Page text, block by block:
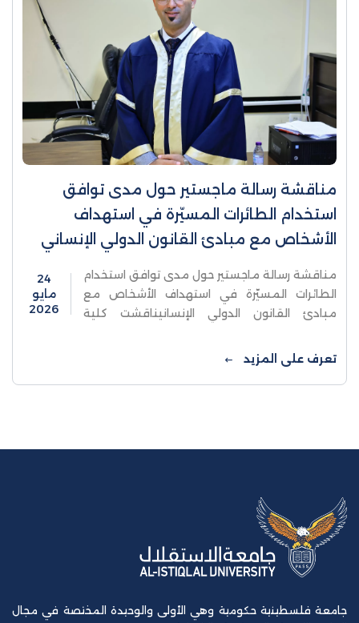
مناقشة رسالة ماجستير حول مدى توافق
استخدام الطائرات المسيّرة في استهداف
الأشخاص مع مبادئ القانون الدولي الإنساني
مناقشة رسالة ماجستير حول مدى توافق استخدام
الطائرات المسيّرة في استهداف الأشخاص مع
مبادئ القانون الدولي الإنسانيناقشت كلية
الاستقلال - قسم القانون الجنائي الدولي، ...
24
مايو
2026
تعرف على المزيد
جامعة فلسطينية حكومية وهي الأولى والوحيدة المختصة في مجال